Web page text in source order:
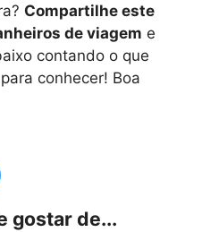
Compartilhe este
de viagem e
contando o que
conhecer! Boa
gostar de...